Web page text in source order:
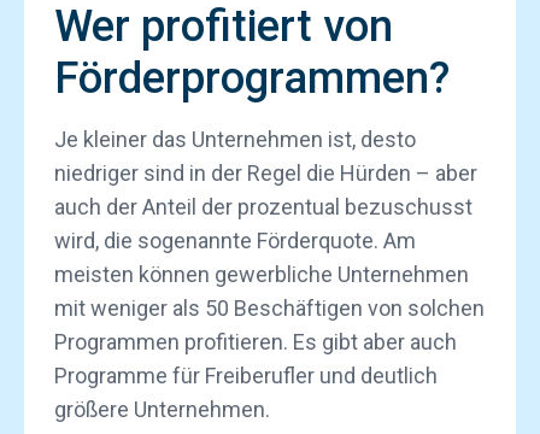
Wer profitiert von
Förderprogrammen?
Je kleiner das Unternehmen ist, desto
niedriger sind in der Regel die Hürden – aber
auch der Anteil der prozentual bezuschusst
wird, die sogenannte Förderquote. Am
meisten können gewerbliche Unternehmen
mit weniger als 50 Beschäftigen von solchen
Programmen profitieren. Es gibt aber auch
Programme für Freiberufler und deutlich
größere Unternehmen.